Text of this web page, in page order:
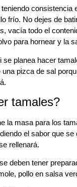
consistencia
frío. No dejes de
vacía todo el
para hornear y la
se planea hacer
pizca de sal
tamales?
la masa para los
el sabor que
rellenará.
deben tener
pollo en salsa